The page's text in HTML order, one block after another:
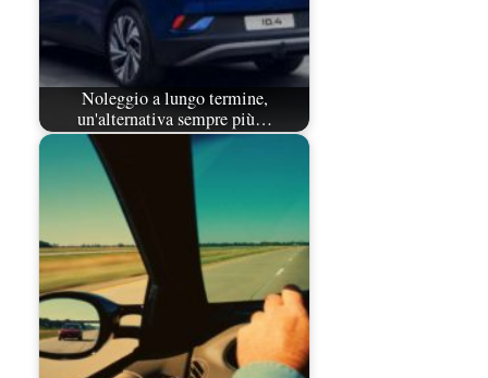
Noleggio a lungo termine,
un'alternativa sempre più…